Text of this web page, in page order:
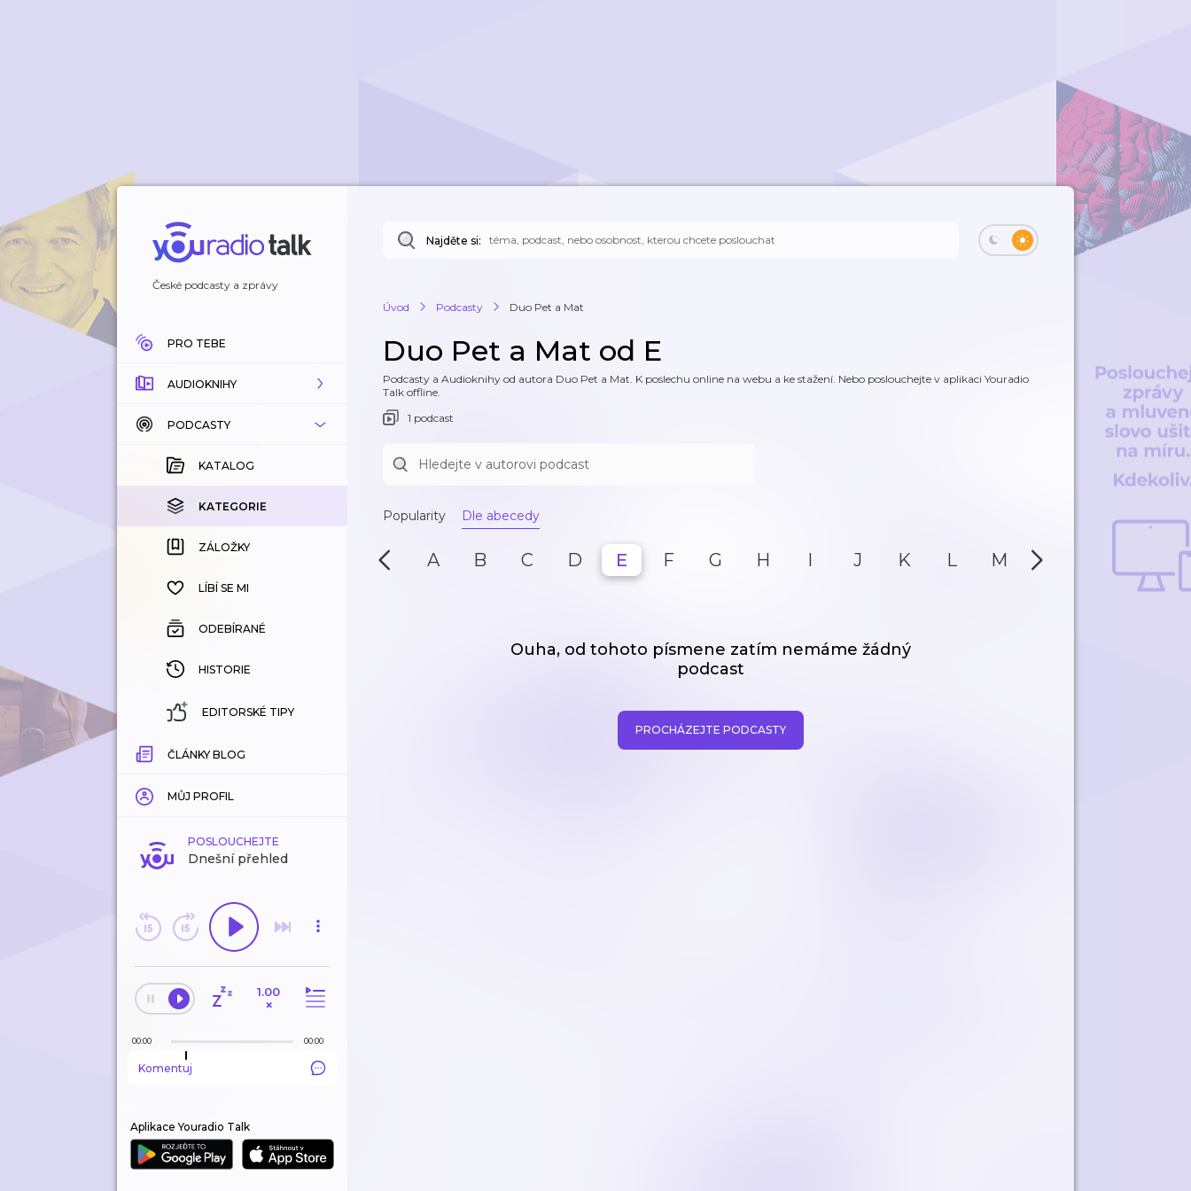
České podcasty a zprávy
PRO TEBE
AUDIOKNIHY
KATALOG
KOUPENÉ
KATEGORIE
ZÁLOŽKY
HISTORIE
PODCASTY
KATALOG
KATEGORIE
ZÁLOŽKY
LÍBÍ SE MI
ODEBÍRANÉ
HISTORIE
EDITORSKÉ TIPY
ČLÁNKY BLOG
MŮJ PROFIL
POSLOUCHEJTE
Dnešní přehled
1.00
×
00:00 00:00
Komentuj
Aplikace Youradio Talk
Najděte si:
Úvod Podcasty Duo Pet a Mat
Duo Pet a Mat od E
Podcasty a Audioknihy od autora Duo Pet a Mat. K poslechu online na webu a ke stažení. Nebo poslouchejte v aplikaci Youradio
Talk offline.
1 podcast
Popularity Dle abecedy
A B C D E F G H I J K L M N
Ouha, od tohoto písmene zatím nemáme žádný
podcast
PROCHÁZEJTE PODCASTY